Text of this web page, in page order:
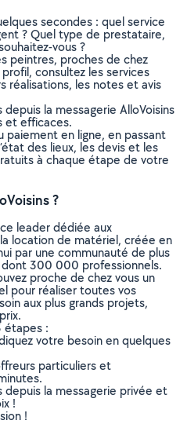
secondes : quel service
? Quel type de prestataire,
vous ?
peintres, proches de chez
consultez les services
réalisations, les notes et avis
la messagerie AlloVoisins
et efficaces.
en ligne, en passant
des lieux, les devis et les
à chaque étape de votre
?
leader dédiée aux
location de matériel, créée en
par une communauté de plus
300 000 professionnels.
proche de chez vous un
pour réaliser toutes vos
aux plus grands projets,
étapes :
votre besoin en quelques
particuliers et
depuis la messagerie privée et
!
!